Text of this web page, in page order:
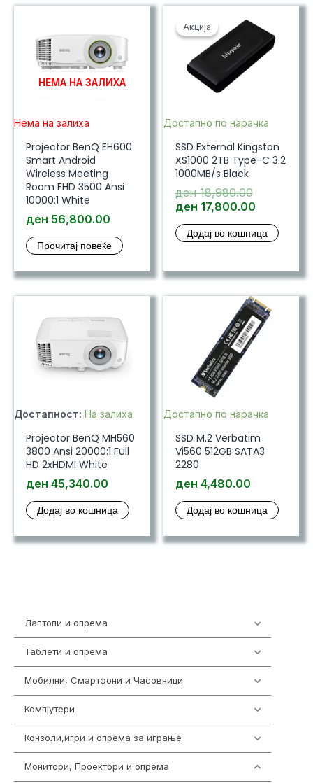
Лаптопи и опрема
Таблети и опрема
Мобилни, Смартфони и Часовници
Компјутери
Конзоли,игри и опрема за играње
Монитори, Проектори и опрема
НЕМА НА ЗАЛИХА
Нема на залиха
Projector BenQ EH600
Smart Android
Wireless Meeting
Room FHD 3500 Ansi
10000:1 White
ден 56,800.00
Прочитај повеќе
Акција
Акција
Достапно по нарачка
SSD External Kingston
XS1000 2TB Type-C 3.2
1000MB/s Black
ден18,980.00Original
price
ден
ден 17,800.00Current
is:
Додај во кошница
Достапност: На залиха
Projector BenQ MH560
3800 Ansi 20000:1 Full
HD 2xHDMI White
ден 45,340.00
Додај во кошница
Достапно по нарачка
SSD M.2 Verbatim
Vi560 512GB SATA3
2280
ден 4,480.00
Додај во кошница